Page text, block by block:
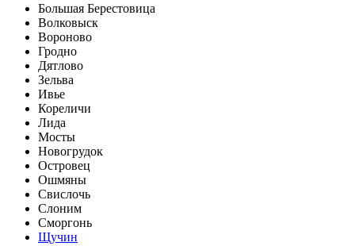
Большая Берестовица
Волковыск
Вороново
Гродно
Дятлово
Зельва
Ивье
Кореличи
Лида
Мосты
Новогрудок
Островец
Ошмяны
Свислочь
Слоним
Сморгонь
Щучин